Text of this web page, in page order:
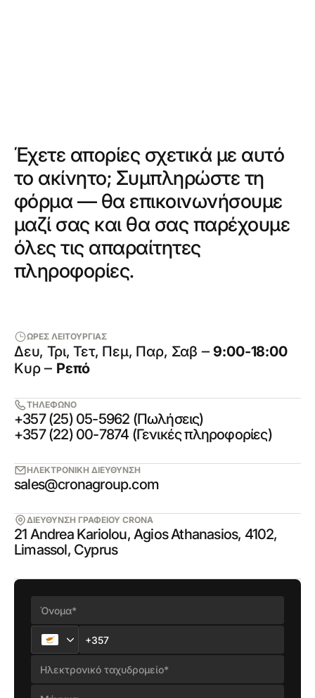
Έχετε απορίες σχετικά με αυτό
το ακίνητο; Συμπληρώστε τη
φόρμα — θα επικοινωνήσουμε
μαζί σας και θα σας παρέχουμε
όλες τις απαραίτητες
πληροφορίες.
ΩΡΕΣ ΛΕΙΤΟΥΡΓΙΑΣ
Δευ, Τρι, Τετ, Πεμ, Παρ, Σαβ ‒9:00-18:00
Κυρ ‒ Ρεπό
ΤΗΛΕΦΩΝΟ
+357 (25) 05-5962 (Πωλήσεις)
+357 (22) 00-7874 (Γενικές πληροφορίες)
ΗΛΕΚΤΡΟΝΙΚΗ ΔΙΕΥΘΥΝΣΗ
sales@cronagroup.com
ΔΙΕΥΘΥΝΣΗ ΓΡΑΦΕΙΟΥ CRONA
21 Andrea Kariolou, Agios Athanasios, 4102,
Limassol, Cyprus